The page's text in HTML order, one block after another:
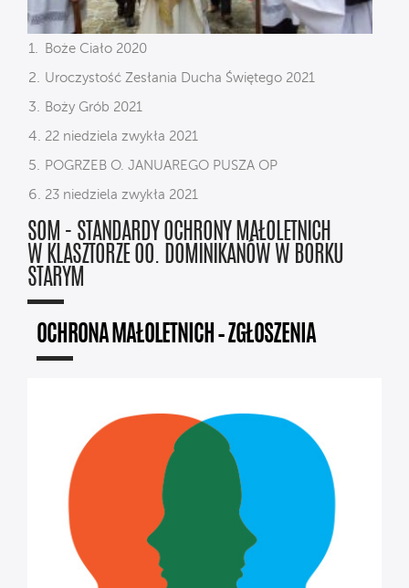
Boże Ciało 2020
Uroczystość Zesłania Ducha Świętego 2021
Boży Grób 2021
22 niedziela zwykła 2021
POGRZEB O. JANUAREGO PUSZA OP
23 niedziela zwykła 2021
SOM - STANDARDY OCHRONY MAŁOLETNICH
W KLASZTORZE OO. DOMINIKANÓW W BORKU
STARYM
OCHRONA MAŁOLETNICH – ZGŁOSZENIA